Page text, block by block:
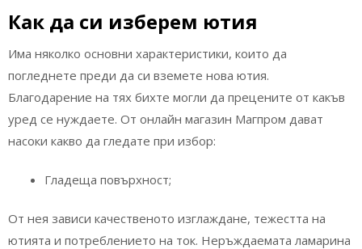
Как да си изберем ютия
Има няколко основни характеристики, които да
погледнете преди да си вземете нова ютия.
Благодарение на тях бихте могли да прецените от какъв
уред се нуждаете. От онлайн магазин Магпром дават
насоки какво да гледате при избор:
Гладеща повърхност;
От нея зависи качественото изглаждане, тежестта на
ютията и потреблението на ток. Неръждаемата ламарина